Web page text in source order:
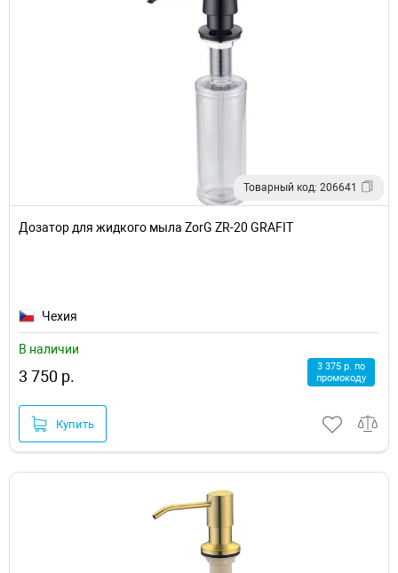
Товарный код: 206641
Дозатор для жидкого мыла ZorG ZR-20 GRAFIT
Чехия
В наличии
3 750 р.
3 375 р. по
промокоду
Купить